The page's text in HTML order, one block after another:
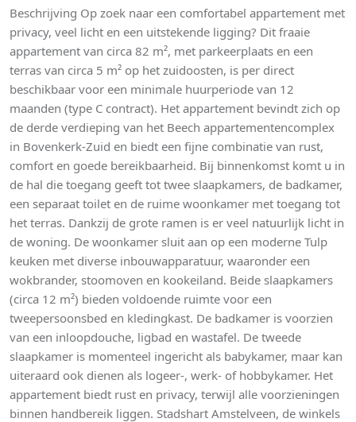
Beschrijving Op zoek naar een comfortabel appartement met
privacy, veel licht en een uitstekende ligging? Dit fraaie
appartement van circa 82 m², met parkeerplaats en een
terras van circa 5 m² op het zuidoosten, is per direct
beschikbaar voor een minimale huurperiode van 12
maanden (type C contract). Het appartement bevindt zich op
de derde verdieping van het Beech appartementencomplex
in Bovenkerk-Zuid en biedt een fijne combinatie van rust,
comfort en goede bereikbaarheid. Bij binnenkomst komt u in
de hal die toegang geeft tot twee slaapkamers, de badkamer,
een separaat toilet en de ruime woonkamer met toegang tot
het terras. Dankzij de grote ramen is er veel natuurlijk licht in
de woning. De woonkamer sluit aan op een moderne Tulp
keuken met diverse inbouwapparatuur, waaronder een
wokbrander, stoomoven en kookeiland. Beide slaapkamers
(circa 12 m²) bieden voldoende ruimte voor een
tweepersoonsbed en kledingkast. De badkamer is voorzien
van een inloopdouche, ligbad en wastafel. De tweede
slaapkamer is momenteel ingericht als babykamer, maar kan
uiteraard ook dienen als logeer-, werk- of hobbykamer. Het
appartement biedt rust en privacy, terwijl alle voorzieningen
binnen handbereik liggen. Stadshart Amstelveen, de winkels